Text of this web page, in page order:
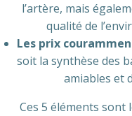
l’artère, mais
qualité de
Les prix
soit la synthèse des
amiables et
Ces 5 éléments